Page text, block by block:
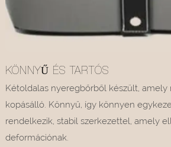
KÖNNYŰ ÉS TARTÓS
Kétoldalas nyeregbőrből készült, amely
kopásálló. Könnyű, így könnyen
rendelkezik, stabil szerkezettel, amely
deformációnak.